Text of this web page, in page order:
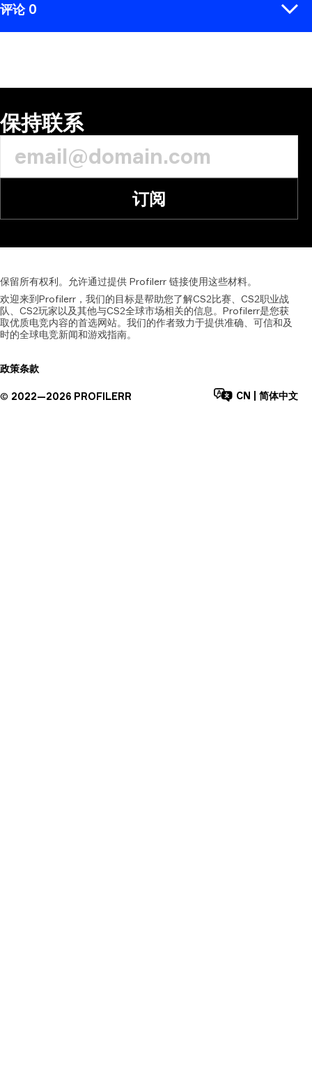
评论 0
保持联系
订阅
保留所有权利。允许通过提供 Profilerr 链接使用这些材料。
欢迎来到Profilerr，我们的目标是帮助您了解CS2比赛、CS2职业战
队、CS2玩家以及其他与CS2全球市场相关的信息。Profilerr是您获
取优质电竞内容的首选网站。我们的作者致力于提供准确、可信和及
时的全球电竞新闻和游戏指南。
政策条款
© 2022—2026 PROFILERR CN 简体中文